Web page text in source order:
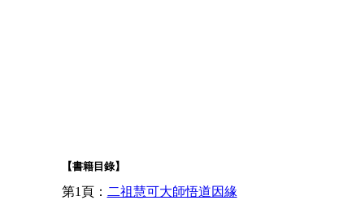
【書籍目錄】
第1頁： 二祖慧可大師悟道因緣